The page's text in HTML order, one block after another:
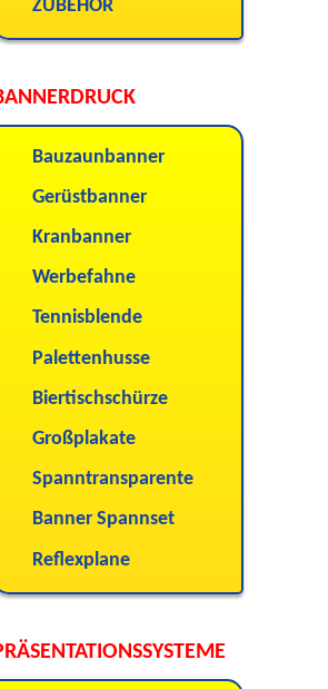
ZUBEHÖR
Bauzaunbanner
Gerüstbanner
Kranbanner
Werbefahne
Tennisblende
Palettenhusse
Biertischschürze
Großplakate
Spanntransparente
Banner Spannset
Reflexplane